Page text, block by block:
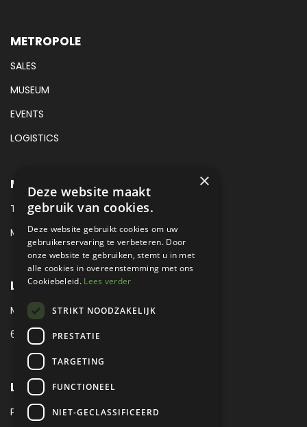
METROPOLE
SALES
MUSEUM
EVENTS
LOGISTICS
METROPOLE SALES CONTACT
TEL:+31 (0) 88 425 94 00
MAIL:SALES@METROPOLE.NL
LOCATIE
MEUBELLAAN 1 / VIA ENZO FERRARI
6651 KV DRUTEN / THE NETHERLANDS
LEGAL
PRIVACY VERKLARING
×
Deze website maakt
gebruik van cookies.
Deze website gebruikt cookies om uw
gebruikerservaring te verbeteren. Door
onze website te gebruiken, stemt u in met
alle cookies in overeenstemming met ons
Cookiebeleid. Lees verder
STRIKT NOODZAKELIJK
PRESTATIE
TARGETING
FUNCTIONEEL
NIET-GECLASSIFICEERD